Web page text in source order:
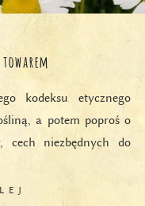
kodeksu etycznego
a potem poproś o
cech niezbędnych do